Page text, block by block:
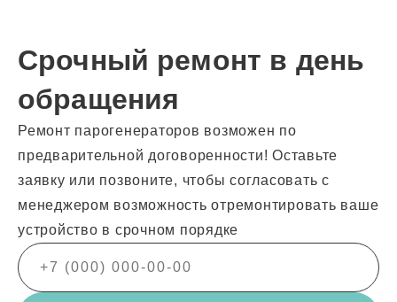
Срочный ремонт в день
обращения
Ремонт парогенераторов возможен по
предварительной договоренности! Оставьте
заявку или позвоните, чтобы согласовать с
менеджером возможность отремонтировать ваше
устройство в срочном порядке